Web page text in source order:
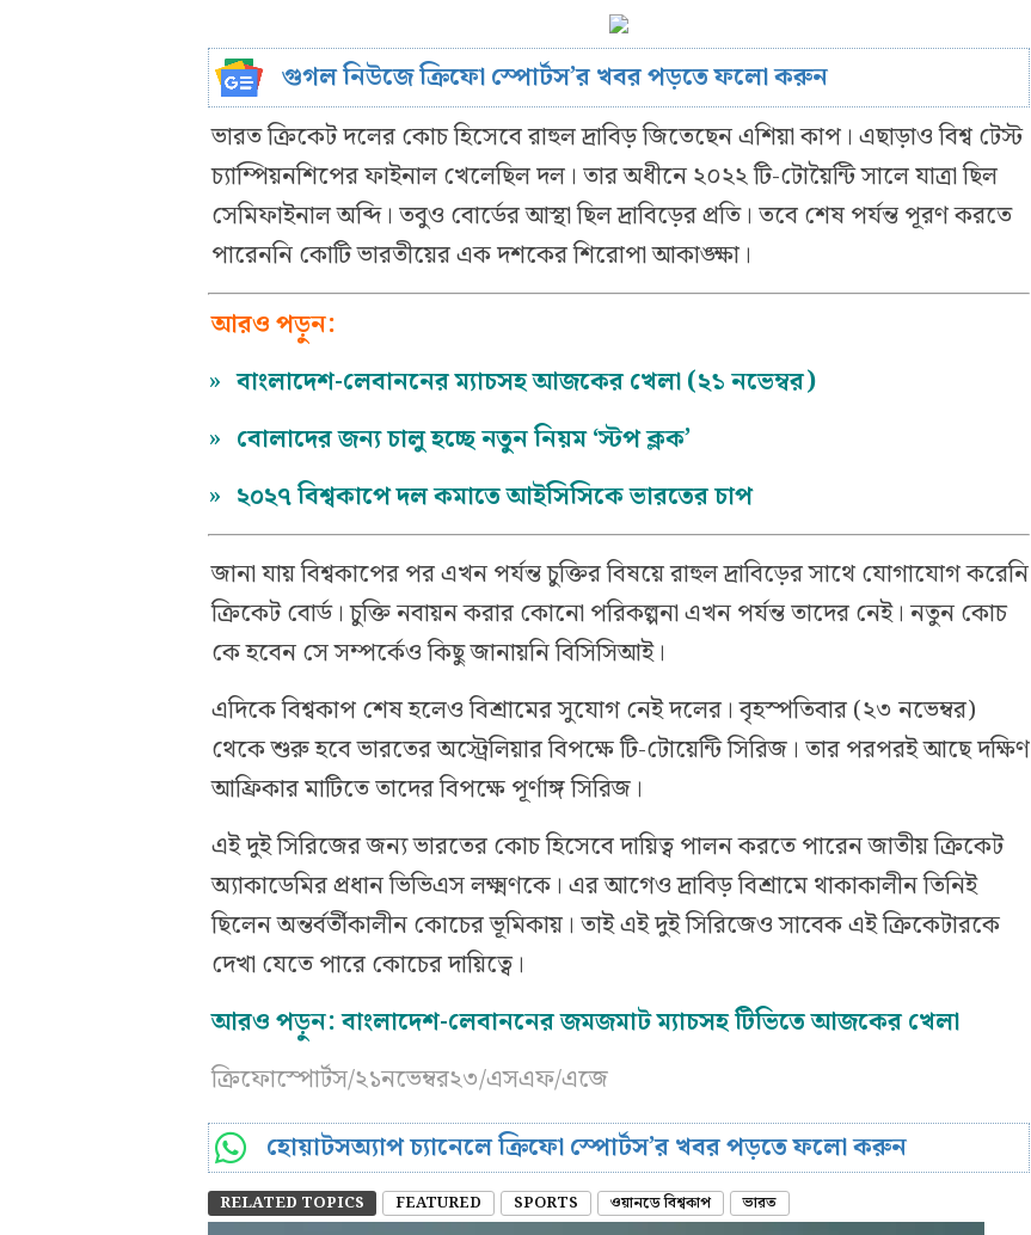
গুগল নিউজে ক্রিফো স্পোর্টস’র খবর পড়তে ফলো করুন
ভারত ক্রিকেট দলের কোচ হিসেবে রাহুল দ্রাবিড় জিতেছেন এশিয়া কাপ। এছাড়াও বিশ্ব টেস্ট
চ্যাম্পিয়নশিপের ফাইনাল খেলেছিল দল। তার অধীনে ২০২২ টি-টোয়ৈন্টি সালে যাত্রা ছিল
সেমিফাইনাল অব্দি। তবুও বোর্ডের আস্থা ছিল দ্রাবিড়ের প্রতি। তবে শেষ পর্যন্ত পূরণ করতে
পারেননি কোটি ভারতীয়ের এক দশকের শিরোপা আকাঙ্ক্ষা।
আরও পড়ুন:
» বাংলাদেশ-লেবাননের ম্যাচসহ আজকের খেলা (২১ নভেম্বর)
» বোলাদের জন্য চালু হচ্ছে নতুন নিয়ম ‘স্টপ ক্লক’
» ২০২৭ বিশ্বকাপে দল কমাতে আইসিসিকে ভারতের চাপ
জানা যায় বিশ্বকাপের পর এখন পর্যন্ত চুক্তির বিষয়ে রাহুল দ্রাবিড়ের সাথে যোগাযোগ করেনি
ক্রিকেট বোর্ড। চুক্তি নবায়ন করার কোনো পরিকল্পনা এখন পর্যন্ত তাদের নেই। নতুন কোচ
কে হবেন সে সম্পর্কেও কিছু জানায়নি বিসিসিআই।
এদিকে বিশ্বকাপ শেষ হলেও বিশ্রামের সুযোগ নেই দলের। বৃহস্পতিবার (২৩ নভেম্বর)
থেকে শুরু হবে ভারতের অস্ট্রেলিয়ার বিপক্ষে টি-টোয়েন্টি সিরিজ। তার পরপরই আছে দক্ষিণ
আফ্রিকার মাটিতে তাদের বিপক্ষে পূর্ণাঙ্গ সিরিজ।
এই দুই সিরিজের জন্য ভারতের কোচ হিসেবে দায়িত্ব পালন করতে পারেন জাতীয় ক্রিকেট
অ্যাকাডেমির প্রধান ভিভিএস লক্ষ্মণকে। এর আগেও দ্রাবিড় বিশ্রামে থাকাকালীন তিনিই
ছিলেন অন্তর্বর্তীকালীন কোচের ভূমিকায়। তাই এই দুই সিরিজেও সাবেক এই ক্রিকেটারকে
দেখা যেতে পারে কোচের দায়িত্বে।
আরও পড়ুন: বাংলাদেশ-লেবাননের জমজমাট ম্যাচসহ টিভিতে আজকের খেলা
ক্রিফোস্পোর্টস/২১নভেম্বর২৩/এসএফ/এজে
হোয়াটসঅ্যাপ চ্যানেলে ক্রিফো স্পোর্টস’র খবর পড়তে ফলো করুন
RELATED TOPICS FEATURED SPORTS ওয়ানডে বিশ্বকাপ ভারত